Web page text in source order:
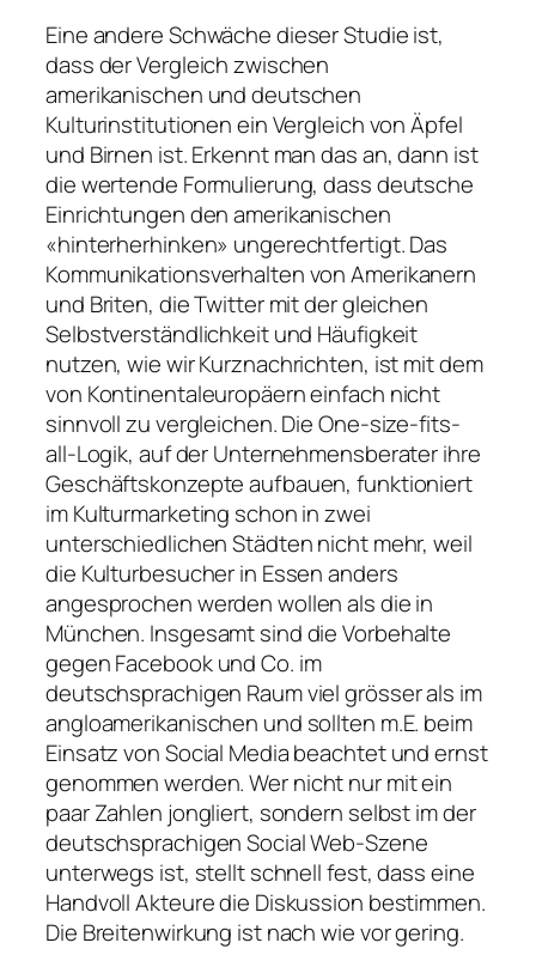
Eine andere Schwäche dieser Studie ist,
dass der Vergleich zwischen
amerikanischen und deutschen
Kulturinstitutionen ein Vergleich von Äpfel
und Birnen ist. Erkennt man das an, dann ist
die wertende Formulierung, dass deutsche
Einrichtungen den amerikanischen
«hinterherhinken» ungerechtfertigt. Das
Kommunikationsverhalten von Amerikanern
und Briten, die Twitter mit der gleichen
Selbstverständlichkeit und Häufigkeit
nutzen, wie wir Kurznachrichten, ist mit dem
von Kontinentaleuropäern einfach nicht
sinnvoll zu vergleichen. Die One-size-fits-
all-Logik, auf der Unternehmensberater ihre
Geschäftskonzepte aufbauen, funktioniert
im Kulturmarketing schon in zwei
unterschiedlichen Städten nicht mehr, weil
die Kulturbesucher in Essen anders
angesprochen werden wollen als die in
München. Insgesamt sind die Vorbehalte
gegen Facebook und Co. im
deutschsprachigen Raum viel grösser als im
angloamerikanischen und sollten m.E. beim
Einsatz von Social Media beachtet und ernst
genommen werden. Wer nicht nur mit ein
paar Zahlen jongliert, sondern selbst im der
deutschsprachigen Social Web-Szene
unterwegs ist, stellt schnell fest, dass eine
Handvoll Akteure die Diskussion bestimmen.
Die Breitenwirkung ist nach wie vor gering.